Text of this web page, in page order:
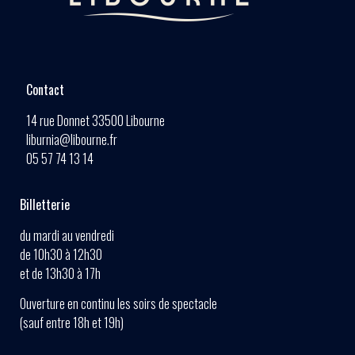
Contact
14 rue Donnet 33500 Libourne
liburnia@libourne.fr
05 57 74 13 14
Billetterie
du mardi au vendredi
de 10h30 à 12h30
et de 13h30 à 17h
Ouverture en continu les soirs de spectacle
(sauf entre 18h et 19h)